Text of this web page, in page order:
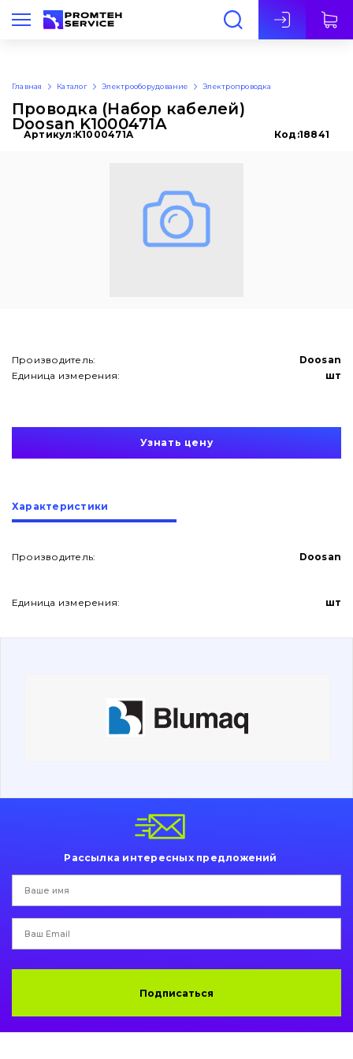
Рус
О нас
Контакты
Вакансии
Коронки, зубья, адаптера, пальцы, фиксаторы
Ножи, режущие кромки
Подушки амортизационные
Пальци и втулки
написати
зателефонувати
Главная Каталог Электрооборудование Электропроводка
Проводка (Набор кабелей)
Doosan K1000471A
Артикул:K1000471A Код:18841
Производитель:
Doosan
Единица измерения:
шт
Узнать цену
Характеристики
Производитель: Doosan
Единица измерения: шт
Рассылка интересных предложений
Подписаться